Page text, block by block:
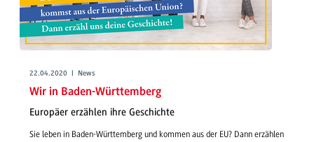
22.04.2020 | News
Wir in Baden-Württemberg
Europäer erzählen ihre Geschichte
Sie leben in Baden-Württemberg und kommen aus der EU? Dann erzählen